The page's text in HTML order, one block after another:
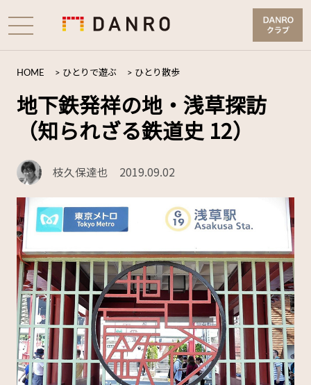
HOME > ひとりで遊ぶ > ひとり散歩
地下鉄発祥の地・浅草探訪
（知られざる鉄道史 12）
枝久保達也 2019.09.02